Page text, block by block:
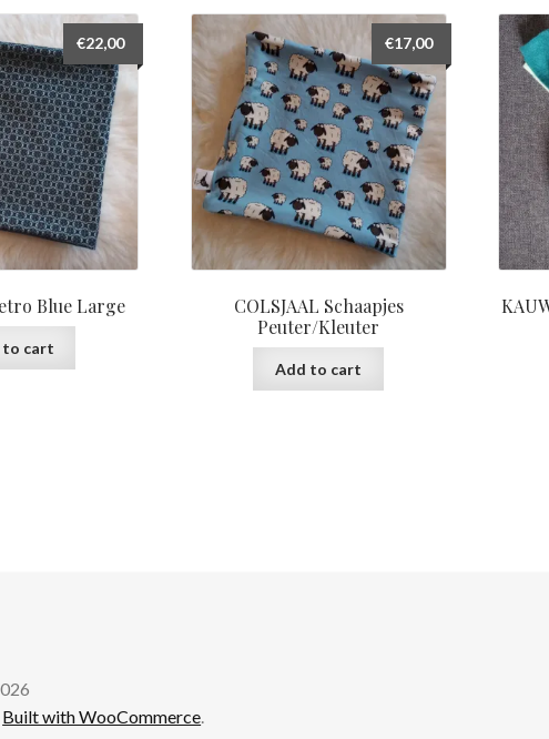
Blue Large
€22,00
to cart
COLSJAAL Schaapjes
Peuter/Kleuter
€17,00
Add to cart
Built with WooCommerce.